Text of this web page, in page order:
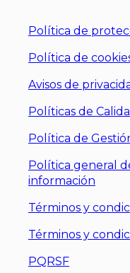
Política de
Política de
Avisos de
Políticas de
Política de
Política general
información
Términos y
Términos y
PQRSF